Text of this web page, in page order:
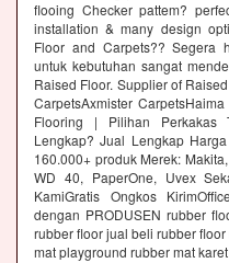
flooing Checker pattem?
installation & many design
Floor and Carpets?? Segera
untuk kebutuhan sangat
Raised Floor. Supplier of
CarpetsAxmister
Flooring | Pilihan Perkakas
Lengkap? Jual Lengkap
160.000+ produk Merek:
WD 40, PaperOne, Uvex
KamiGratis Ongkos
dengan PRODUSEN rubber
rubber floor jual beli rubber
mat playground rubber mat